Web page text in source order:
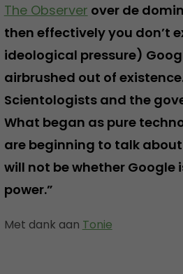
The Observer over de
then effectively you don’t
ideological pressure)
airbrushed out of
Scientologists and the
What began as pure
are beginning to talk about
will not be whether Google
power.”
Met dank aan Tonie